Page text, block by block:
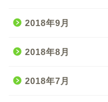
2018年9月
2018年8月
2018年7月